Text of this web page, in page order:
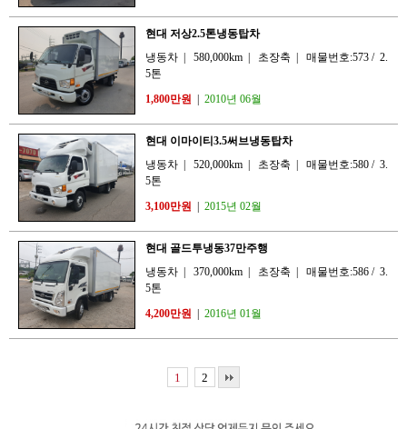
현대 저상2.5톤냉동탑차
냉동차
580,000km 초장축 매물번호:573 / 2.
5톤
1,800만원
2010년 06월
현대 이마이티3.5써브냉동탑차
냉동차
520,000km 초장축 매물번호:580 / 3.
5톤
3,100만원
2015년 02월
현대 골드투냉동37만주행
냉동차
370,000km 초장축 매물번호:586 / 3.
5톤
4,200만원
2016년 01월
1 2